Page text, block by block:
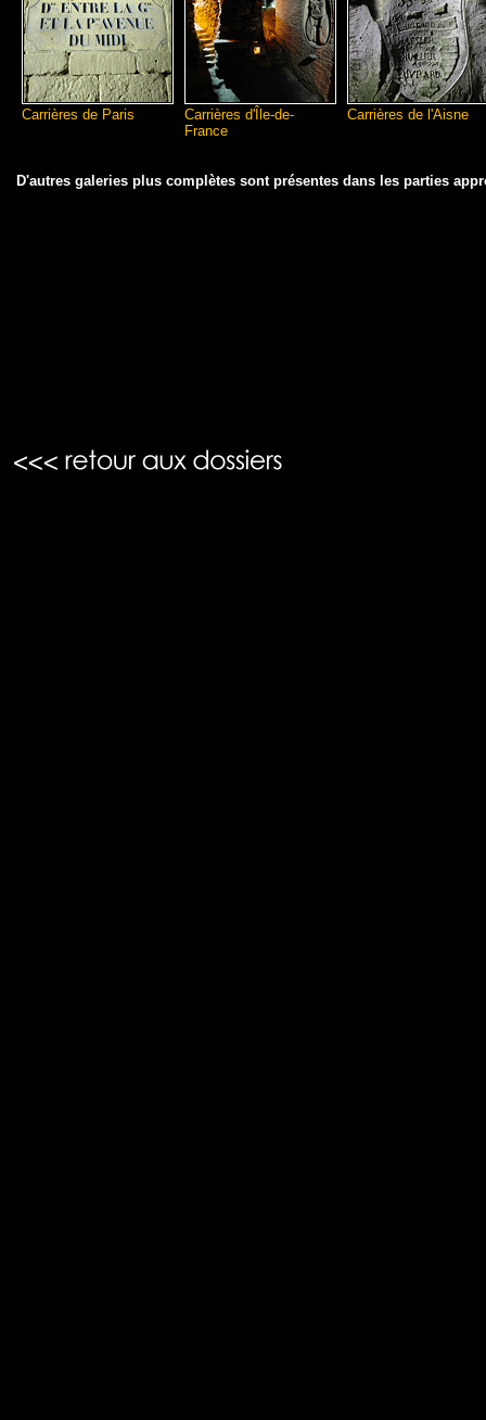
Carrières de Paris
Carrières d'Île-de-
France
Carrières de l'Aisne
D'autres galeries plus complètes sont présentes dans les parties